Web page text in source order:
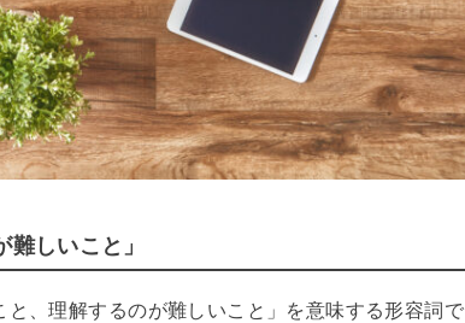
しいこと」
と、理解するのが難しいこと」を意味する形容詞で